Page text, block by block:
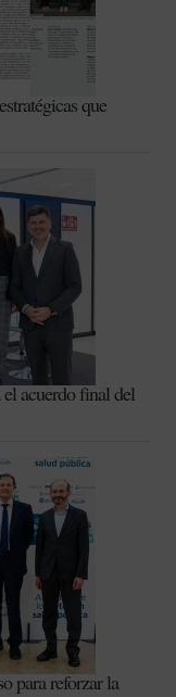
que
acuerdo final del
para reforzar la